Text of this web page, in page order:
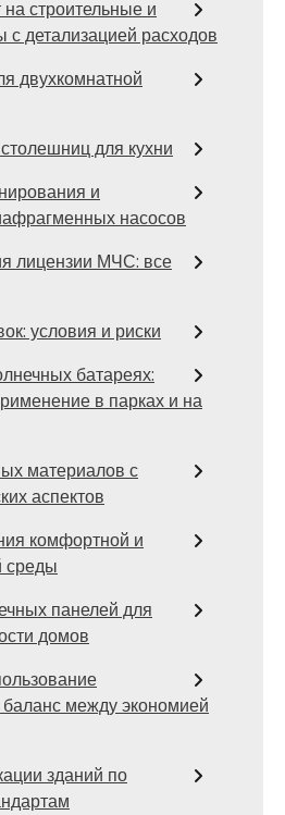
строительные и
детализацией расходов
двухкомнатной
для кухни
и
насосов
лицензии МЧС: все
условия и риски
батареях:
в парках и на
материалов с
аспектов
комфортной и
среды
панелей для
домов
между экономией
зданий по